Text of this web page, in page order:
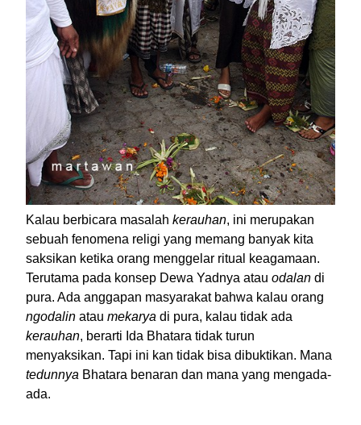
Kalau berbicara masalah kerauhan, ini merupakan
sebuah fenomena religi yang memang banyak kita
saksikan ketika orang menggelar ritual keagamaan.
Terutama pada konsep Dewa Yadnya atau odalan di
pura. Ada anggapan masyarakat bahwa kalau orang
ngodalin atau mekarya di pura, kalau tidak ada
kerauhan, berarti Ida Bhatara tidak turun
menyaksikan. Tapi ini kan tidak bisa dibuktikan. Mana
tedunnya Bhatara benaran dan mana yang mengada-
ada.